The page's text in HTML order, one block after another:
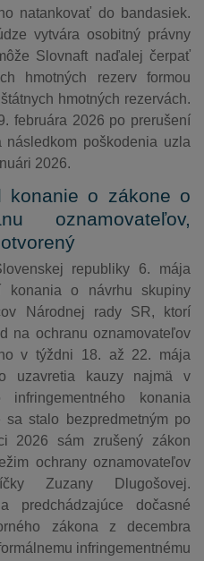
natankovať do bandasiek.
vytvára osobitný právny
Slovnaft naďalej čerpať
hmotných rezerv formou
hmotných rezervách.
februára 2026 po prerušení
následkom poškodenia uzla
2026.
konanie o zákone o
oznamovateľov,
republiky 6. mája
konania o návrhu skupiny
Národnej rady SR, ktorí
na ochranu oznamovateľov
v týždni 18. až 22. mája
uzavretia kauzy najmä v
konania
sa stalo bezpredmetným po
2026 sám zrušený zákon
ochrany oznamovateľov
Zuzany Dlugošovej.
predchádzajúce dočasné
zákona z decembra
infringementnému